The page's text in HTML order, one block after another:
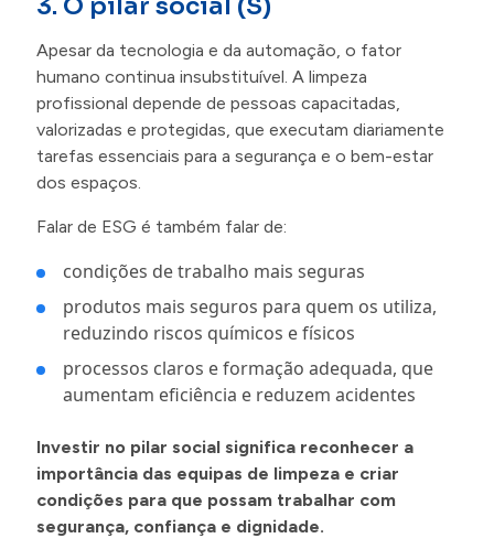
3. O pilar social (S)
Apesar da tecnologia e da automação, o fator
humano continua insubstituível. A limpeza
profissional depende de pessoas capacitadas,
valorizadas e protegidas, que executam diariamente
tarefas essenciais para a segurança e o bem-estar
dos espaços.
Falar de ESG é também falar de:
condições de trabalho mais seguras
produtos mais seguros para quem os utiliza,
reduzindo riscos químicos e físicos
processos claros e formação adequada, que
aumentam eficiência e reduzem acidentes
Investir no pilar social significa reconhecer a
importância das equipas de limpeza e criar
condições para que possam trabalhar com
segurança, confiança e dignidade.